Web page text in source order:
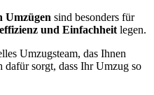
Umzügen sind besonders für
und Einfachheit legen.
Umzugsteam, das Ihnen
sorgt, dass Ihr Umzug so